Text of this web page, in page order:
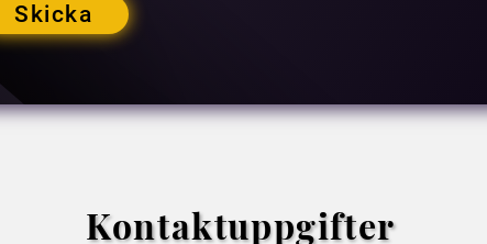
Skicka
Kontaktuppgifter